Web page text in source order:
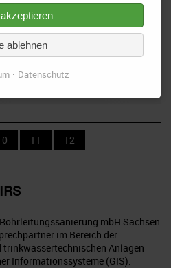
11 12
IRS
mbH Sachsen
im Bereich der
Anlagen
Informationssysteme (GIS):
ablehnen
Datenschutz